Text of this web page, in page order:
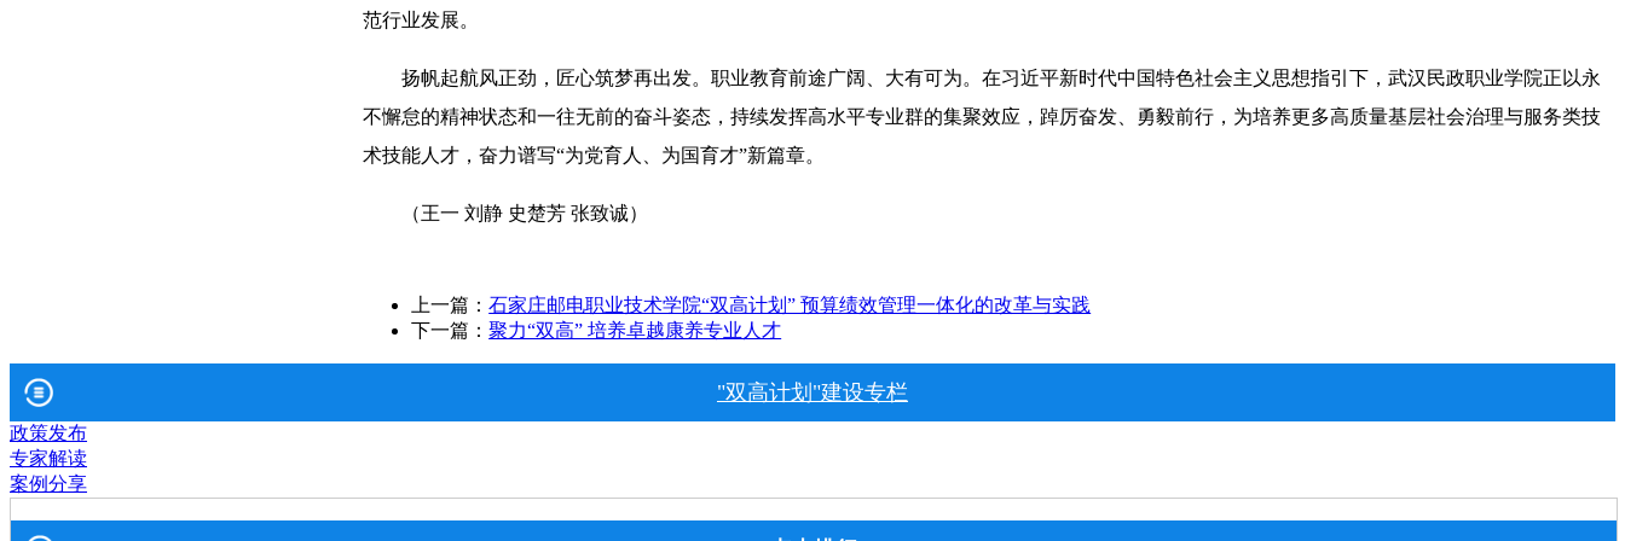
范行业发展。
扬帆起航风正劲，匠心筑梦再出发。职业教育前途广阔、大有可为。在习近平新时代中国特色社会主义思想指引下，武汉民政职业学院正以永
不懈怠的精神状态和一往无前的奋斗姿态，持续发挥高水平专业群的集聚效应，踔厉奋发、勇毅前行，为培养更多高质量基层社会治理与服务类技
术技能人才，奋力谱写“为党育人、为国育才”新篇章。
（王一 刘静 史楚芳 张致诚）
上一篇：石家庄邮电职业技术学院“双高计划” 预算绩效管理一体化的改革与实践
下一篇：聚力“双高” 培养卓越康养专业人才
"双高计划"建设专栏
政策发布
专家解读
案例分享